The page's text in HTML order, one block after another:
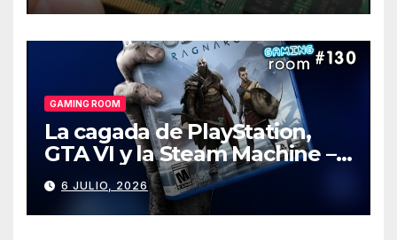
GAMING ROOM
La cagada de PlayStation,
GTA VI y la Steam Machine –
Gaming Room #130
6 JULIO, 2026